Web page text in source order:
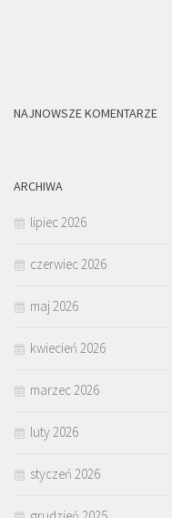
NAJNOWSZE KOMENTARZE
ARCHIWA
lipiec 2026
czerwiec 2026
maj 2026
kwiecień 2026
marzec 2026
luty 2026
styczeń 2026